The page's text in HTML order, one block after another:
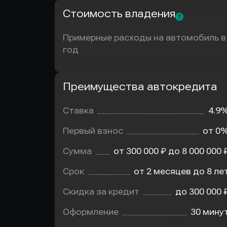
Стоимость владения
Примерные расходы на автомобиль в
год
Преимущества автокредита
Ставка
Первый взнос от
Сумма от 300 000 ₽ до 8 000 000
Срок от 2 месяцев до 8
Скидка за кредит до 300 000
Оформление 30